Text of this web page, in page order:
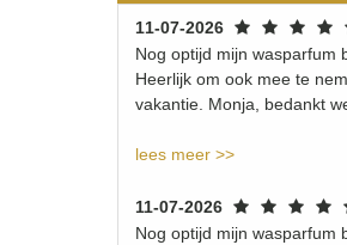
11-07-2026
Nog optijd mijn wasparfum
Heerlijk om ook mee te
vakantie. Monja, bedankt
lees meer >>
11-07-2026
Nog optijd mijn wasparfum